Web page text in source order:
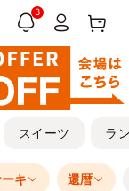
3
スイーツ ラ
キ 還暦